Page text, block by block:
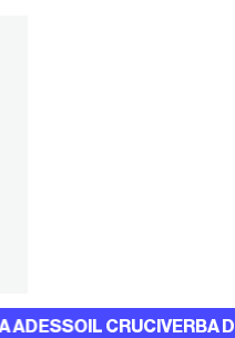
IL CRUCIVERBA DI NSS